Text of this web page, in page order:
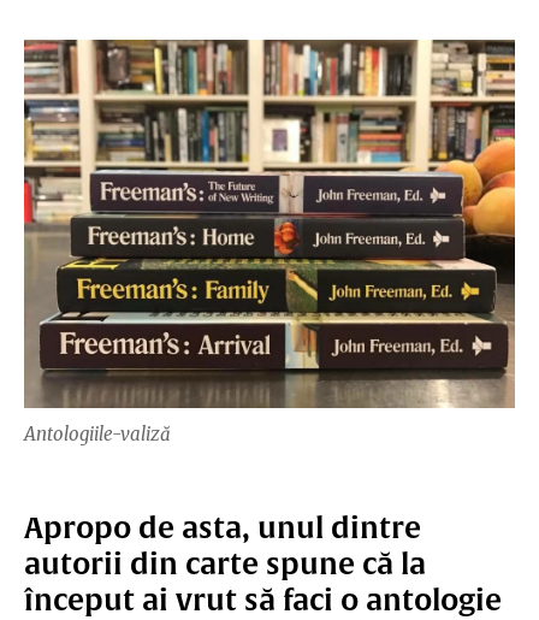
Antologiile-valiză
Apropo de asta, unul dintre
autorii din carte spune că la
început ai vrut să faci o antologie